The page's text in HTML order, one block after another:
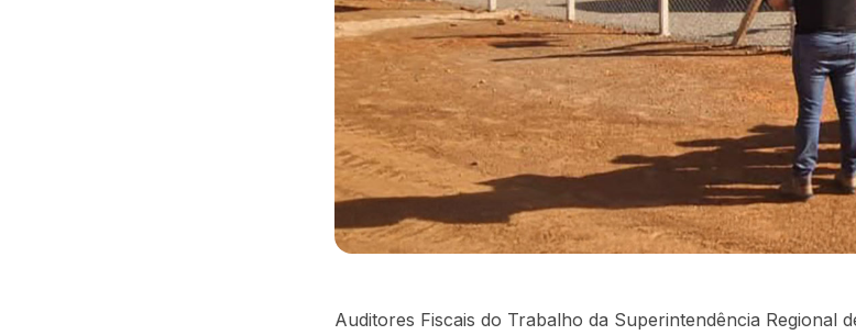
Auditores Fiscais do Trabalho da Superintendência Regional